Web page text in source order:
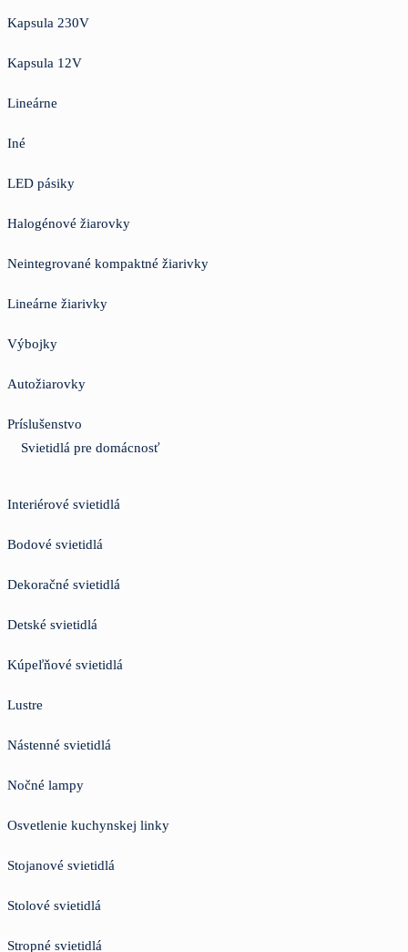
Kapsula 230V
Kapsula 12V
Lineárne
Iné
LED pásiky
Halogénové žiarovky
Neintegrované kompaktné žiarivky
Lineárne žiarivky
Výbojky
Autožiarovky
Príslušenstvo
Svietidlá pre domácnosť
Interiérové svietidlá
Bodové svietidlá
Dekoračné svietidlá
Detské svietidlá
Kúpeľňové svietidlá
Lustre
Nástenné svietidlá
Nočné lampy
Osvetlenie kuchynskej linky
Stojanové svietidlá
Stolové svietidlá
Stropné svietidlá